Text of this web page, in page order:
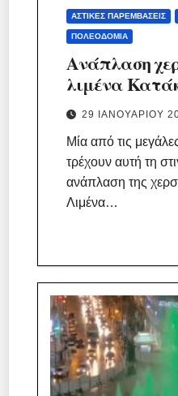
ΑΣΤΙΚΈΣ ΠΑΡΕΜΒΆΣΕΙΣ
ΠΟΛΕΟΔΟΜΊΑ
Ανάπλαση
λιμένα
29 ΙΑΝΟΥΑΡΊΟΥ
Μία από τις
τρέχουν αυτή τη
ανάπλαση της
Λιμένα…